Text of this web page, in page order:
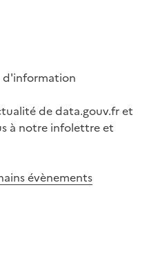
d'information
de data.gouv.fr et
à notre infolettre et
évènements